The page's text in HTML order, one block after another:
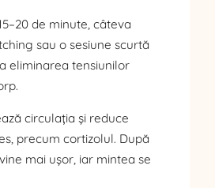
de minute, câteva
sau o sesiune scurtă
eliminarea tensiunilor
circulația și reduce
precum cortizolul. După
mai ușor, iar mintea se